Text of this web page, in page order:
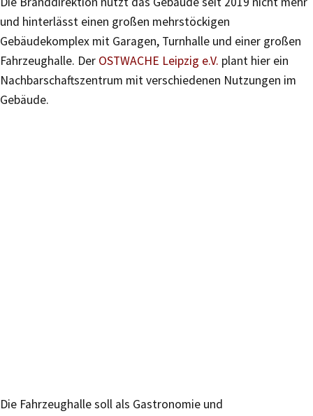
und hinterlässt einen großen mehrstöckigen
Gebäudekomplex mit Garagen, Turnhalle und einer großen
Fahrzeughalle. Der OSTWACHE Leipzig e.V. plant hier ein
Nachbarschaftszentrum mit verschiedenen Nutzungen im
Gebäude.
Die Fahrzeughalle soll als Gastronomie und